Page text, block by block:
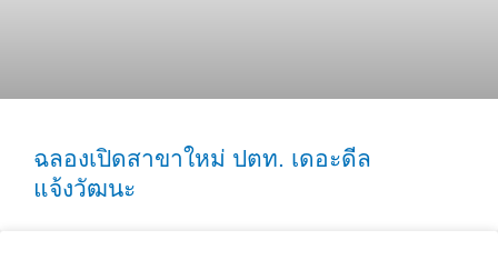
ฉลองเปิดสาขาใหม่ ปตท. เดอะดีล
แจ้งวัฒนะ